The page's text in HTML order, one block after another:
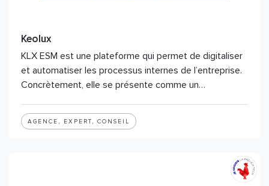
Keolux
KLX ESM est une plateforme qui permet de digitaliser
et automatiser les processus internes de l’entreprise.
Concrètement, elle se présente comme un…
AGENCE, EXPERT, CONSEIL